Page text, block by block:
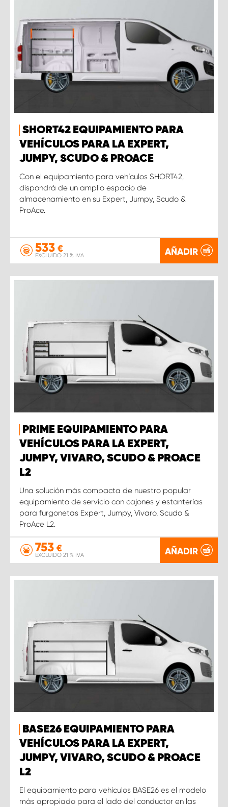
SHORT42 EQUIPAMIENTO PARA
VEHÍCULOS PARA LA EXPERT,
JUMPY, SCUDO & PROACE
Con el equipamiento para vehículos SHORT42,
dispondrá de un amplio espacio de
almacenamiento en su Expert, Jumpy, Scudo &
ProAce.
533 €
EXCLUIDO 21 % IVA AÑADIR
PRIME EQUIPAMIENTO PARA
VEHÍCULOS PARA LA EXPERT,
JUMPY, VIVARO, SCUDO & PROACE
L2
Una solución más compacta de nuestro popular
equipamiento de servicio con cajones y estanterías
para furgonetas Expert, Jumpy, Vivaro, Scudo &
ProAce L2.
753 €
EXCLUIDO 21 % IVA AÑADIR
BASE26 EQUIPAMIENTO PARA
VEHÍCULOS PARA LA EXPERT,
JUMPY, VIVARO, SCUDO & PROACE
L2
El equipamiento para vehículos BASE26 es el modelo
más apropiado para el lado del conductor en las